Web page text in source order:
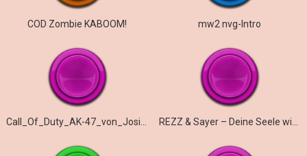
COD Zombie KABOOM! mw2 nvg-Intro